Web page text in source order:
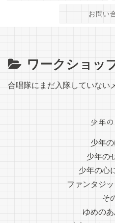
お問い
ワークショッ
合唱隊にまだ入隊していない
少年
少年
少年の
少年の心
ファンタジ
そ
ゆめの